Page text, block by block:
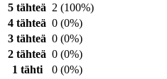
5 tähteä 2 (100%)
4 tähteä 0 (0%)
3 tähteä 0 (0%)
2 tähteä 0 (0%)
1 tähti
0 (0%)